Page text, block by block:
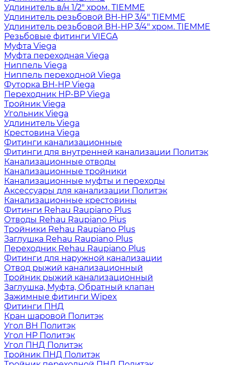
Удлинитель в/н 1/2" хром. TIEMME
Удлинитель резьбовой ВН-НР 3/4" TIEMME
Удлинитель резьбовой ВН-НР 3/4" хром. TIEMME
Резьбовые фитинги VIEGA
Муфта Viega
Муфта переходная Viega
Ниппель Viega
Ниппель переходной Viega
Футорка ВН-НР Viega
Переходник НР-ВР Viega
Тройник Viega
Угольник Viega
Удлинитель Viega
Крестовина Viega
Фитинги канализационные
Фитинги для внутренней канализации Политэк
Канализационные отводы
Канализационные тройники
Канализационные муфты и переходы
Аксессуары для канализации Политэк
Канализационные крестовины
Фитинги Rehau Raupiano Plus
Отводы Rehau Raupiano Pius
Тройники Rehau Raupiano Plus
Заглушка Rehau Raupiano Plus
Переходник Rehau Raupiano Plus
Фитинги для наружной канализации
Отвод рыжий канализационный
Тройник рыжий канализационный
Заглушка, Муфта, Обратный клапан
Зажимные фитинги Wipex
Фитинги ПНД
Кран шаровой Политэк
Угол ВН Политэк
Угол НР Политэк
Угол ПНД Политэк
Тройник ПНД Политэк